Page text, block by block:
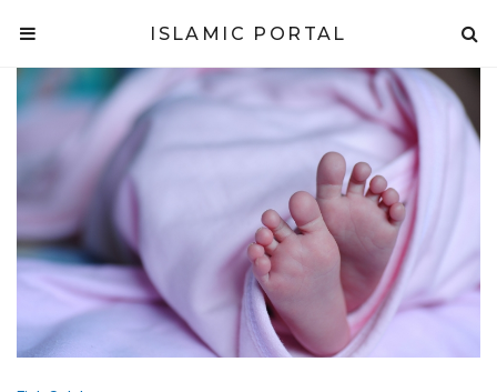
ISLAMIC PORTAL